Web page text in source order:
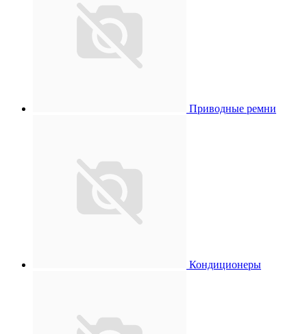
Приводные ремни
Кондиционеры